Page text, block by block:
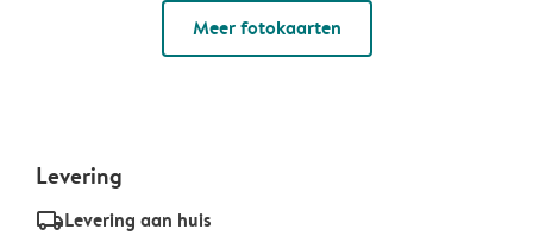
Meer fotokaarten
Levering
delivery_standard_v2Levering aan huis